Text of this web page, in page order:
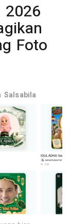
2026
Foto
Salsabila